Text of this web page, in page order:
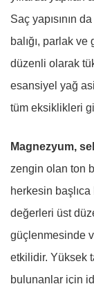
Saç yapısının
balığı, parlak
düzenli olarak
esansiyel yağ
tüm eksiklikleri
Magnezyum,
zengin olan ton
herkesin
değerleri üst
güçlenmesinde
etkilidir. Yüksek
bulunanlar için